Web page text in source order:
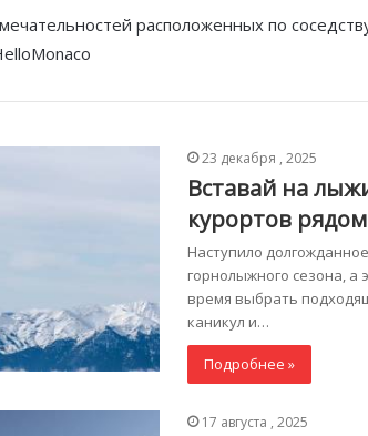
расположенных по
23 декабря , 2025
Вставай на
курортов
Наступило
горнолыжного сезона, а
время выбрать
каникул и…
Подробнее »
17 августа , 2025